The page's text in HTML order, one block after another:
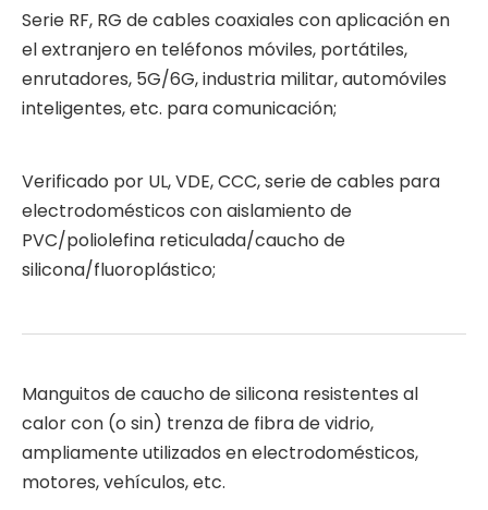
Serie RF, RG de cables coaxiales con aplicación en
el extranjero en teléfonos móviles, portátiles,
enrutadores, 5G/6G, industria militar, automóviles
inteligentes, etc. para comunicación;
Verificado por UL, VDE, CCC, serie de cables para
electrodomésticos con aislamiento de
PVC/poliolefina reticulada/caucho de
silicona/fluoroplástico;
Manguitos de caucho de silicona resistentes al
calor con (o sin) trenza de fibra de vidrio,
ampliamente utilizados en electrodomésticos,
motores, vehículos, etc.